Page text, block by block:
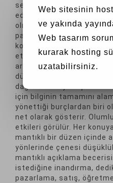
sever zaman zaman
edinmeye çok düşkündür,
olmayı sever. Edindiği
paylaşmaktan zevk alır.
konuya atlamak, aynı
etkileri görülür. Objektif,
arasında mantık ilişkisi
düşündüğü, gelen her
dağılmasına yol açabilir.
için bilginin tamamını
yönettiği burçlardan biri
net olarak gösterir.
etkileri görülür. Her
mantıklı bir düzen içinde
yönlerinde çenesi
mantıklı açıklama
istediğine inandırma,
pazarlama, satış,
Web sitesinin
ve yakında
Web tasarım
kurarak hosting
uzatabilirsiniz.